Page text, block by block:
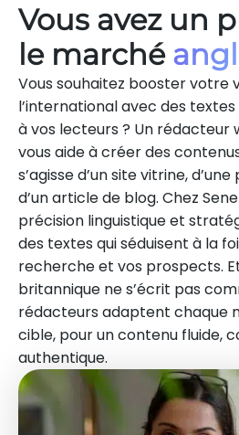
Vous avez un
le marché
Vous souhaitez booster votre
l’international avec des
à vos lecteurs ? Un rédacteur
vous aide à créer des
s’agisse d’un site vitrine,
d’un article de blog. Chez
précision linguistique et
des textes qui séduisent à la
recherche et vos prospects.
britannique ne s’écrit pas
rédacteurs adaptent chaque
cible, pour un contenu fluide,
authentique.